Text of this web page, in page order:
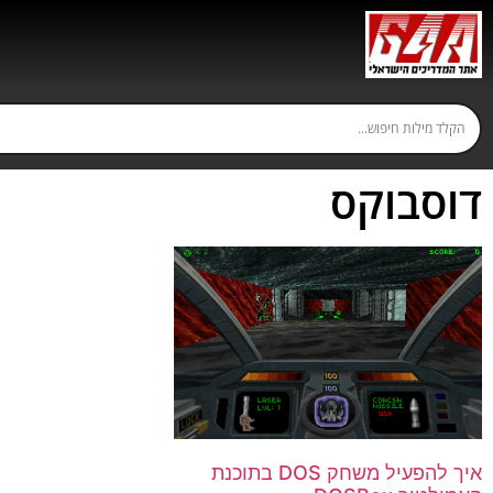
דוסבוקס
איך להפעיל משחק DOS בתוכנת